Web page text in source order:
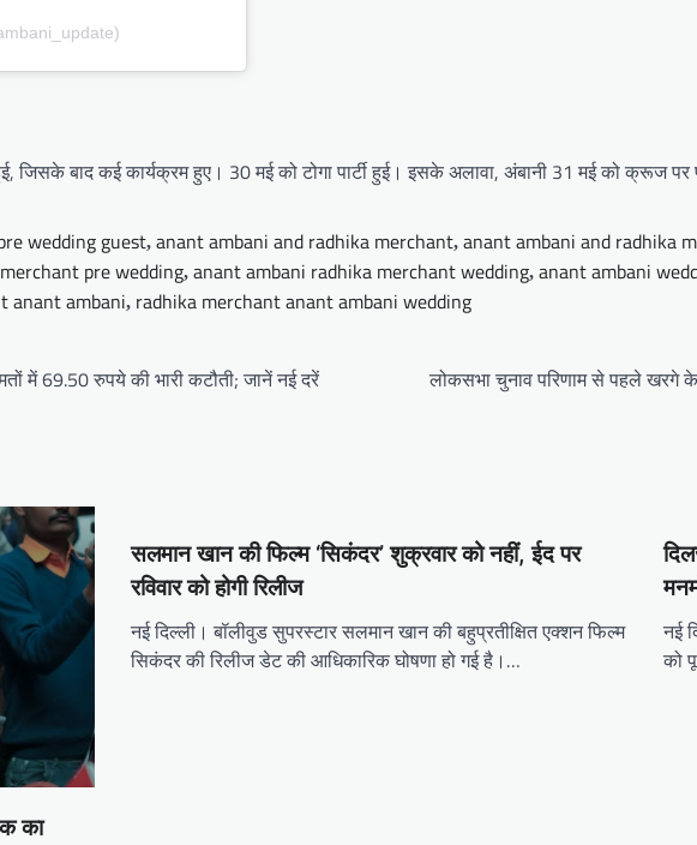
बाद कई कार्यक्रम हुए। 30 मई को टोगा पार्टी हुई। इसके अलावा, अंबानी 31 मई को क्रूज पर
wedding guest, anant ambani and radhika merchant, anant ambani and radhika
pre wedding, anant ambani radhika merchant wedding, anant ambani
anant ambani, radhika merchant anant ambani wedding
में 69.50 रुपये की भारी कटौती; जानें नई दरें लोकसभा चुनाव परिणाम से पहले खरगे
का
सलमान खान की फिल्म ‘सिकंदर’ शुक्रवार को नहीं, ईद पर
रविवार को होगी रिलीज
नई दिल्ली। बॉलीवुड सुपरस्टार सलमान खान की बहुप्रतीक्षित एक्शन फिल्म
सिकंदर की रिलीज डेट की आधिकारिक घोषणा हो गई है।…
नई
को